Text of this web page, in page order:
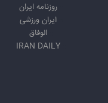
روزنامه ایران
ایران ورزشی
الوفاق
IRAN DAILY